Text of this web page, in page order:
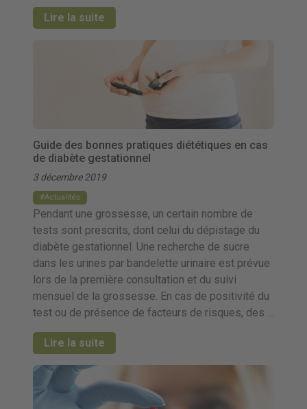
Lire la suite
Guide des bonnes pratiques diététiques en cas
de diabète gestationnel
3 décembre 2019
Actualités
Pendant une grossesse, un certain nombre de
tests sont prescrits, dont celui du dépistage du
diabète gestationnel. Une recherche de sucre
dans les urines par bandelette urinaire est prévue
lors de la première consultation et du suivi
mensuel de la grossesse. En cas de positivité du
test ou de présence de facteurs de risques, des …
Lire la suite